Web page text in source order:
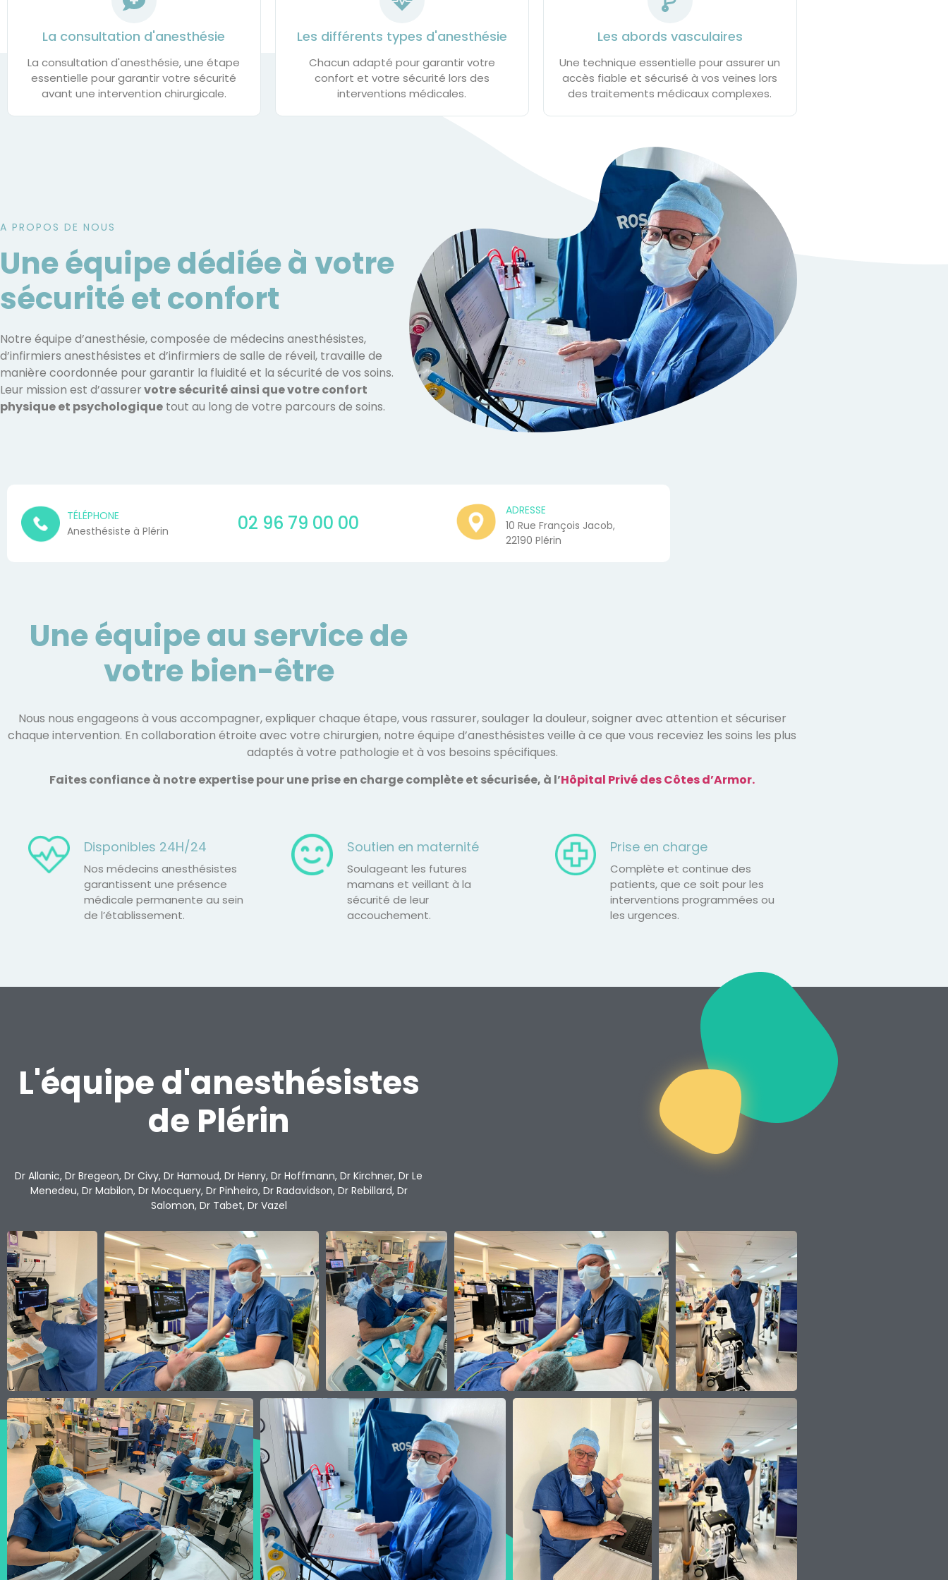
La consultation d'anesthésie
La consultation d'anesthésie, une étape
essentielle pour garantir votre sécurité
avant une intervention chirurgicale.
Les différents types d'anesthésie
Chacun adapté pour garantir votre
confort et votre sécurité lors des
interventions médicales.
Les abords vasculaires
Une technique essentielle pour assurer un
accès fiable et sécurisé à vos veines lors
des traitements médicaux complexes.
A PROPOS DE NOUS
Une équipe dédiée à votre
sécurité et confort
Notre équipe d’anesthésie, composée de médecins anesthésistes,
d’infirmiers anesthésistes et d’infirmiers de salle de réveil, travaille de
manière coordonnée pour garantir la fluidité et la sécurité de vos soins.
Leur mission est d’assurervotre sécurité ainsi que votre confort
physique et psychologique tout au long de votre parcours de soins.
TÉLÉPHONE
Anesthésiste à Plérin
02 96 79 00 00
ADRESSE
10 Rue François Jacob,
22190 Plérin
Une équipe au service de
votre bien-être
Nous nous engageons à vous accompagner, expliquer chaque étape, vous rassurer, soulager la douleur, soigner avec attention et sécuriser
chaque intervention. En collaboration étroite avec votre chirurgien, notre équipe d’anesthésistes veille à ce que vous receviez les soins les plus
adaptés à votre pathologie et à vos besoins spécifiques.
Faites confiance à notre expertise pour une prise en charge complète et sécurisée, à l’Hôpital Privé des Côtes d’Armor.
Disponibles 24H/24
Nos médecins anesthésistes
garantissent une présence
médicale permanente au sein
de l’établissement.
Soutien en maternité
Soulageant les futures
mamans et veillant à la
sécurité de leur
accouchement.
Prise en charge
Complète et continue des
patients, que ce soit pour les
interventions programmées ou
les urgences.
L'équipe d'anesthésistes
de Plérin
Dr Allanic, Dr Bregeon, Dr Civy, Dr Hamoud, Dr Henry, Dr Hoffmann, Dr Kirchner, Dr Le
Menedeu, Dr Mabilon, Dr Mocquery, Dr Pinheiro, Dr Radavidson, Dr Rebillard, Dr
Salomon, Dr Tabet, Dr Vazel